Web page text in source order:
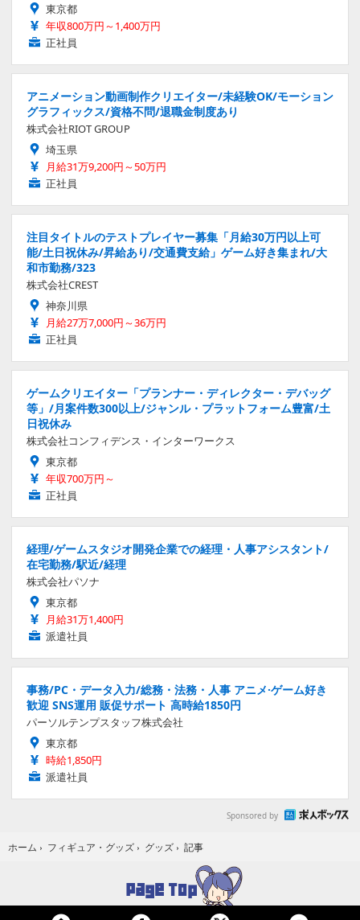
東京都
年収800万円～1,400万円
正社員
アニメーション動画制作クリエイター/未経験OK/モーション
グラフィックス/資格不問/退職金制度あり
株式会社RIOT GROUP
埼玉県
月給31万9,200円～50万円
正社員
注目タイトルのテストプレイヤー募集「月給30万円以上可
能/土日祝休み/昇給あり/交通費支給」ゲーム好き集まれ/大
和市勤務/323
株式会社CREST
神奈川県
月給27万7,000円～36万円
正社員
ゲームクリエイター「プランナー・ディレクター・デバッグ
等」/月案件数300以上/ジャンル・プラットフォーム豊富/土
日祝休み
株式会社コンフィデンス・インターワークス
東京都
年収700万円～
正社員
経理/ゲームスタジオ開発企業での経理・人事アシスタント/
在宅勤務/駅近/経理
株式会社パソナ
東京都
月給31万1,400円
派遣社員
事務/PC・データ入力/総務・法務・人事 アニメ·ゲーム好き
歓迎 SNS運用 販促サポート 高時給1850円
パーソルテンプスタッフ株式会社
東京都
時給1,850円
派遣社員
Sponsored by
ホーム › フィギュア・グッズ › グッズ › 記事